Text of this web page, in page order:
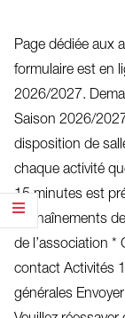
07
Page dédiée aux
formulaire est en
2026/2027.
Saison 2026/
disposition de
chaque activité
15 minutes est
enchaînements
de l’association
contact Activités
générales